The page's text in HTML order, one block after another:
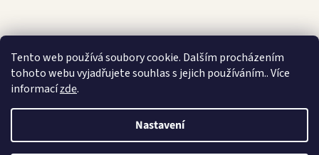
Tento web používá soubory cookie. Dalším procházením
tohoto webu vyjadřujete souhlas s jejich používáním.. Více
informacízde.
Nastavení
Latino Café
Vytvořil Shoptet